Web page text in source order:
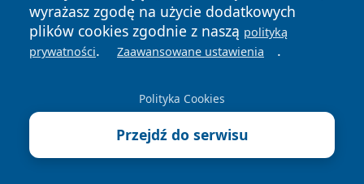
zamknięty. Jest dodatkowy termin
mistrzostwa drwali. Wygrali
5 sierpnia 2026
wyrażasz zgodę na użycie dodatkowych
plików cookies zgodnie z naszą polityką
prywatności. Zaawansowane ustawienia .
Polityka Cookies
Przejdź do serwisu